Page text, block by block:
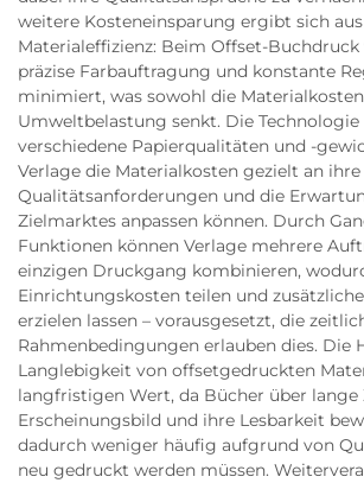
weitere Kosteneinsparung ergibt sich
Materialeffizienz: Beim Offset-
präzise Farbauftragung und konstante
minimiert, was sowohl die
Umweltbelastung senkt. Die
verschiedene Papierqualitäten und -
Verlage die Materialkosten gezielt an ihre
Qualitätsanforderungen und die
Zielmarktes anpassen können. Durch
Funktionen können Verlage mehrere
einzigen Druckgang kombinieren,
Einrichtungskosten teilen und
erzielen lassen – vorausgesetzt, die
Rahmenbedingungen erlauben dies. Die
Langlebigkeit von offsetgedruckten
langfristigen Wert, da Bücher über
Erscheinungsbild und ihre Lesbarkeit
dadurch weniger häufig aufgrund von
neu gedruckt werden müssen.